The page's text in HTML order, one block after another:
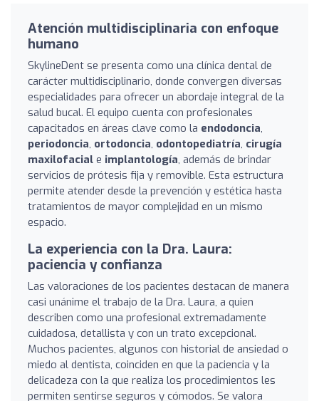
Atención multidisciplinaria con enfoque
humano
SkylineDent se presenta como una clínica dental de
carácter multidisciplinario, donde convergen diversas
especialidades para ofrecer un abordaje integral de la
salud bucal. El equipo cuenta con profesionales
capacitados en áreas clave como la endodoncia,
periodoncia, ortodoncia, odontopediatría, cirugía
maxilofacial e implantología, además de brindar
servicios de prótesis fija y removible. Esta estructura
permite atender desde la prevención y estética hasta
tratamientos de mayor complejidad en un mismo
espacio.
La experiencia con la Dra. Laura:
paciencia y confianza
Las valoraciones de los pacientes destacan de manera
casi unánime el trabajo de la Dra. Laura, a quien
describen como una profesional extremadamente
cuidadosa, detallista y con un trato excepcional.
Muchos pacientes, algunos con historial de ansiedad o
miedo al dentista, coinciden en que la paciencia y la
delicadeza con la que realiza los procedimientos les
permiten sentirse seguros y cómodos. Se valora